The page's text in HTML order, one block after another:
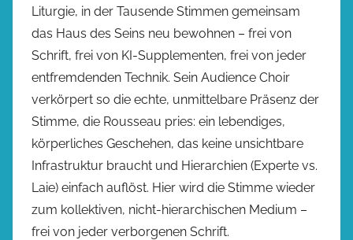
Liturgie, in der Tausende Stimmen gemeinsam
das Haus des Seins neu bewohnen – frei von
Schrift, frei von KI-Supplementen, frei von jeder
entfremdenden Technik. Sein Audience Choir
verkörpert so die echte, unmittelbare Präsenz der
Stimme, die Rousseau pries: ein lebendiges,
körperliches Geschehen, das keine unsichtbare
Infrastruktur braucht und Hierarchien (Experte vs.
Laie) einfach auflöst. Hier wird die Stimme wieder
zum kollektiven, nicht-hierarchischen Medium –
frei von jeder verborgenen Schrift.